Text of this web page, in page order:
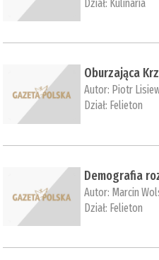
Dział: Kulinaria
Oburzająca
Autor: Piotr
Dział: Felieton
Demografia
Autor: Marcin
Dział: Felieton